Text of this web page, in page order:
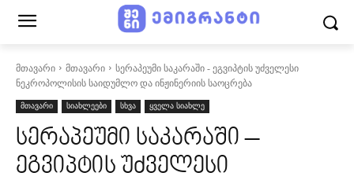
მთავარი მთავარი
სერაპეუმი საკარაში - ეგვიპტის უძველესი
ნეკროპოლისის საიდუმლო და ინჟინერიის საოცრება
მთავარი სიახლეები სხვა ყველა სიახლე
სერაპეუმი საკარაში –
ეგვიპტის უძველესი